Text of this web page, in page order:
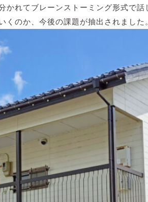
れてブレーンストーミング形式で話
のか、今後の課題が抽出されました。